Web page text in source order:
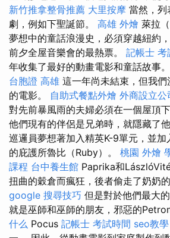
新竹推拿整骨推薦 大里按摩 當然，列
劇，例如下聖誕節。 高雄 外燴 萊拉
夢想中的童話浪漫史，必須穿越紐約
前夕全屋音樂會的最熱票。 記帳士 考
年收集了最好的動畫電影和童話故事。
台胞證 高雄 這一年尚未結束，但我
的電影。 自助式餐點外燴 外商設立公
對先前暴風雨的夫婦必須在一個屋頂
他們現有的伴侶是兄弟時，就隱藏了
巡邏員夢想著加入精英K-9單元，並加
的庇護所魯比（Ruby）。 桃園 外燴
課程 台中養生館 Paprika和
扭曲的穀倉而瘋狂，後者偷走了奶奶的
google 搜尋技巧 但是對於他們最大
就是巫師和巫師的朋友，邪惡的
什么 Pocus 記帳士 考試時間 seo教學